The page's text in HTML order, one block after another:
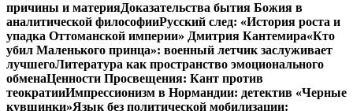
причины и материяДоказательства бытия Божия в
аналитической философииРусский след: «История роста и
упадка Оттоманской империи» Дмитрия Кантемира«Кто
убил Маленького принца»: военный летчик заслуживает
лучшегоЛитература как пространство эмоционального
обменаЦенности Просвещения: Кант против
теократииИмпрессионизм в Нормандии: детектив «Черные
кувшинки»Язык без политической мобилизации: